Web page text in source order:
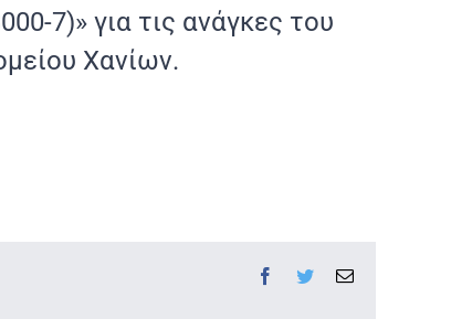
7)» για τις ανάγκες του
Χανίων.
Facebook
TwitterEmail